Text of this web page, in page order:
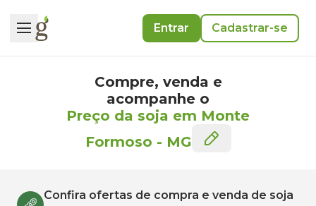
Entrar Cadastrar-se
Compre, venda e
acompanhe o
Preço da soja em Monte
Formoso - MG
Confira ofertas de compra e venda de soja